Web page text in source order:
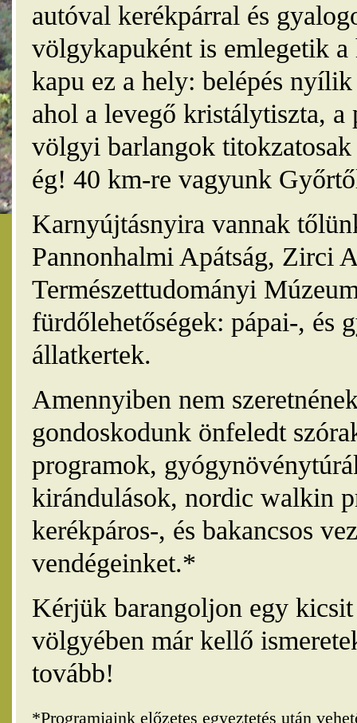
autóval kerékpárral és
völgykapuként is emlegetik
kapu ez a hely: belépés
ahol a levegő kristálytiszta, a
völgyi barlangok
ég! 40 km-re vagyunk
Karnyújtásnyira vannak
Pannonhalmi Apátság, Zirci
Természettudományi
fürdőlehetőségek: pápai-, és
állatkertek.
Amennyiben nem
gondoskodunk önfeledt
programok,
kirándulások, nordic walkin
kerékpáros-, és bakancsos
vendégeinket.*
Kérjük barangoljon egy
völgyében már kellő
tovább!
*Programjaink előzetes egyeztetés után